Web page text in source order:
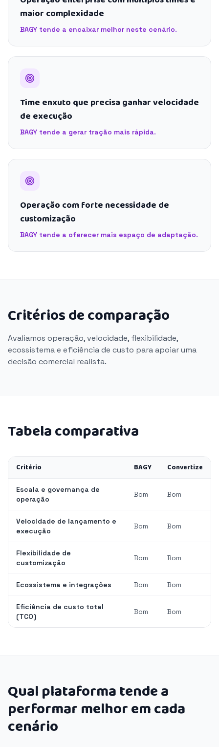
maior complexidade
BAGY tende a encaixar melhor neste cenário.
Time enxuto que precisa ganhar velocidade
de execução
BAGY tende a gerar tração mais rápida.
Operação com forte necessidade de
customização
BAGY tende a oferecer mais espaço de adaptação.
Critérios de comparação
Avaliamos operação, velocidade, flexibilidade,
ecossistema e eficiência de custo para apoiar uma
decisão comercial realista.
Tabela comparativa
Critério BAGY Convertize
Escala e governança de
operação
Bom Bom
Velocidade de lançamento e
execução
Bom Bom
Flexibilidade de
customização
Bom Bom
Ecossistema e integrações Bom Bom
Eficiência de custo total
(TCO)
Bom Bom
Qual plataforma tende a
performar melhor em cada
cenário